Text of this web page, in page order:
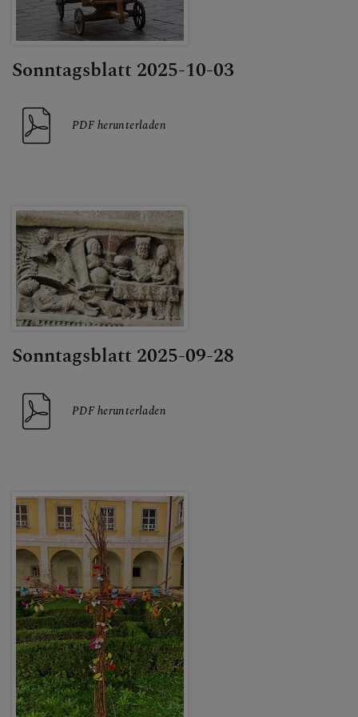
Sonntagsblatt 2025-10-03
PDF herunterladen
Sonntagsblatt 2025-09-28
PDF herunterladen